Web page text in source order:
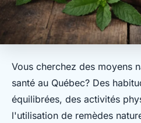
Vous cherchez des moyens
santé au Québec? Des
équilibrées, des activités
l'utilisation de remèdes